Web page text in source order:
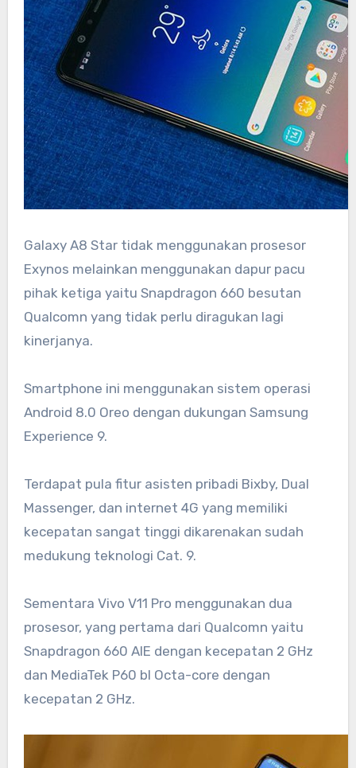
Galaxy A8 Star tidak menggunakan prosesor
Exynos melainkan menggunakan dapur pacu
pihak ketiga yaitu Snapdragon 660 besutan
Qualcomn yang tidak perlu diragukan lagi
kinerjanya.
Smartphone ini menggunakan sistem operasi
Android 8.0 Oreo dengan dukungan Samsung
Experience 9.
Terdapat pula fitur asisten pribadi Bixby, Dual
Massenger, dan internet 4G yang memiliki
kecepatan sangat tinggi dikarenakan sudah
medukung teknologi Cat. 9.
Sementara Vivo V11 Pro menggunakan dua
prosesor, yang pertama dari Qualcomn yaitu
Snapdragon 660 AIE dengan kecepatan 2 GHz
dan MediaTek P60 bl Octa-core dengan
kecepatan 2 GHz.